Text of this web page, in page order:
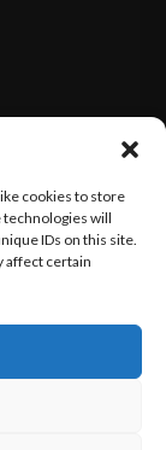
cookies to store
will
IDs on this site.
affect certain
reservados..